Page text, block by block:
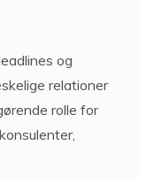
og
relationer
rolle for